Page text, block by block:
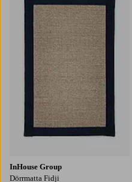
InHouse Group
Dörrmatta Fidji
50X80 60X90